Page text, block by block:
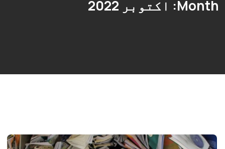
Month: اکتوبر 2022